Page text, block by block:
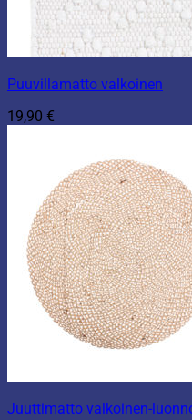
Puuvillamatto valkoinen
19,90 €
Juuttimatto valkoinen-